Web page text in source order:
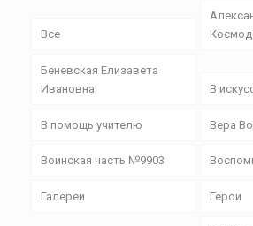
Все
Беневская Елизавета
Ивановна
В
В помощь учителю Вера
Воинская часть №9903
Галереи Герои